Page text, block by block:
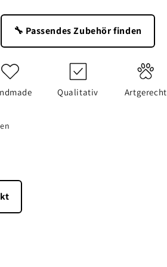
🔧 Passendes Zubehör finden
Qualitativ Artgerecht